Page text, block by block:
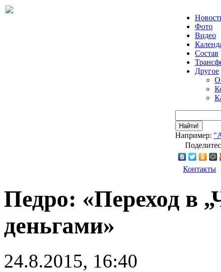
Фото
Видео
Состав
Другое
О
Найти!
Например:
Контакты
Педро: «Переход в
деньгами»
24.8.2015, 16:40